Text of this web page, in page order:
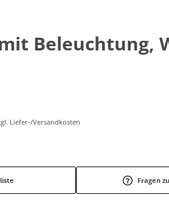
Beleuchtung,
Liefer-/Versandkosten
Fragen